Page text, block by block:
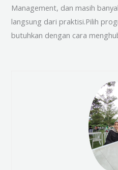
Management, dan masih
langsung dari praktisi.Pilih
butuhkan dengan cara